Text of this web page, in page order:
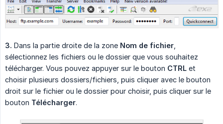
3. Dans la partie droite de la zone Nom de fichier
sélectionnez les fichiers ou le dossier que vous souhaitez
télécharger. Vous pouvez appuyer sur le bouton CTRL et
choisir plusieurs dossiers/fichiers, puis cliquer avec le bouton
droit sur le fichier ou le dossier pour choisir, puis cliquer sur le
bouton Télécharger.